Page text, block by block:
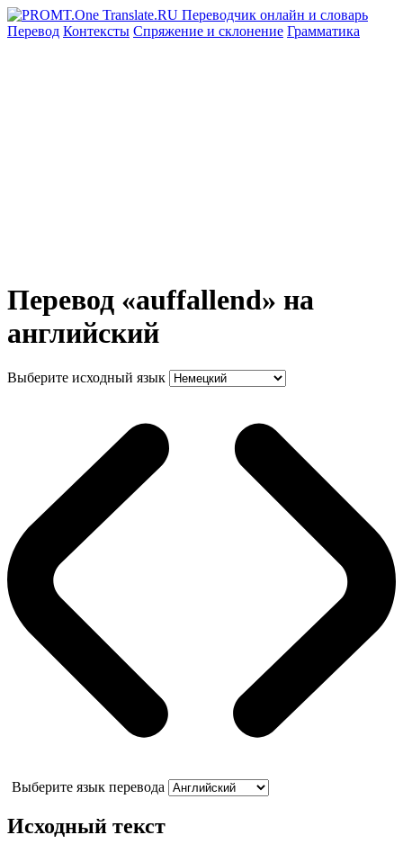
Перевод Контексты Спряжение и склонение Грамматика
Перевод «auffallend» на
английский
Выберите исходный язык
Выберите язык перевода
Исходный текст